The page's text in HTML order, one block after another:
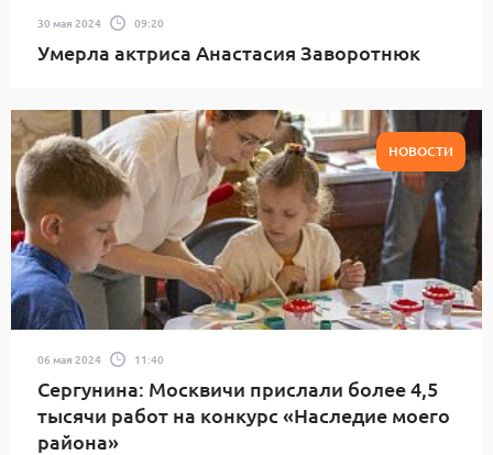
30 мая 2024 09:20
Умерла актриса Анастасия Заворотнюк
НОВОСТИ
06 мая 2024 11:40
Сергунина: Москвичи прислали более 4,5
тысячи работ на конкурс «Наследие моего
района»